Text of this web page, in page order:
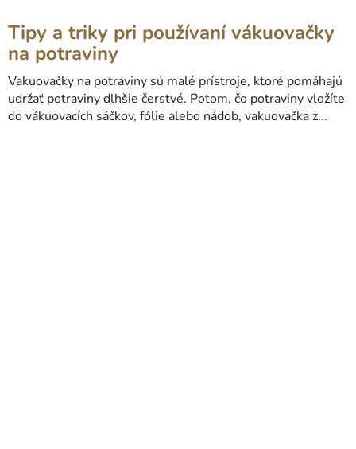
Tipy a triky pri používaní vákuovačky
na potraviny
Vakuovačky na potraviny sú malé prístroje, ktoré pomáhajú
udržať potraviny dlhšie čerstvé. Potom, čo potraviny vložíte
do vákuovacích sáčkov, fólie alebo nádob, vakuovačka z...